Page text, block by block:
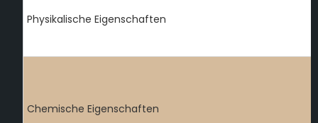
Physikalische Eigenschaften
Chemische Eigenschaften